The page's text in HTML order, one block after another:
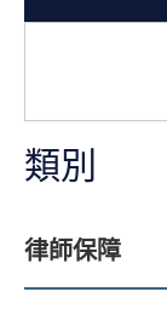
搜
類別
律師保障